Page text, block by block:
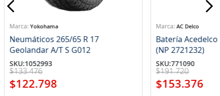
Yokohama
Neumáticos 265/65 R 17
Geolandar A/T S G012
SKU:1052993
$133.476
$122.798
AC Delco
Batería Acedelco
(NP 2721232)
SKU:771090
$191.720
$153.376